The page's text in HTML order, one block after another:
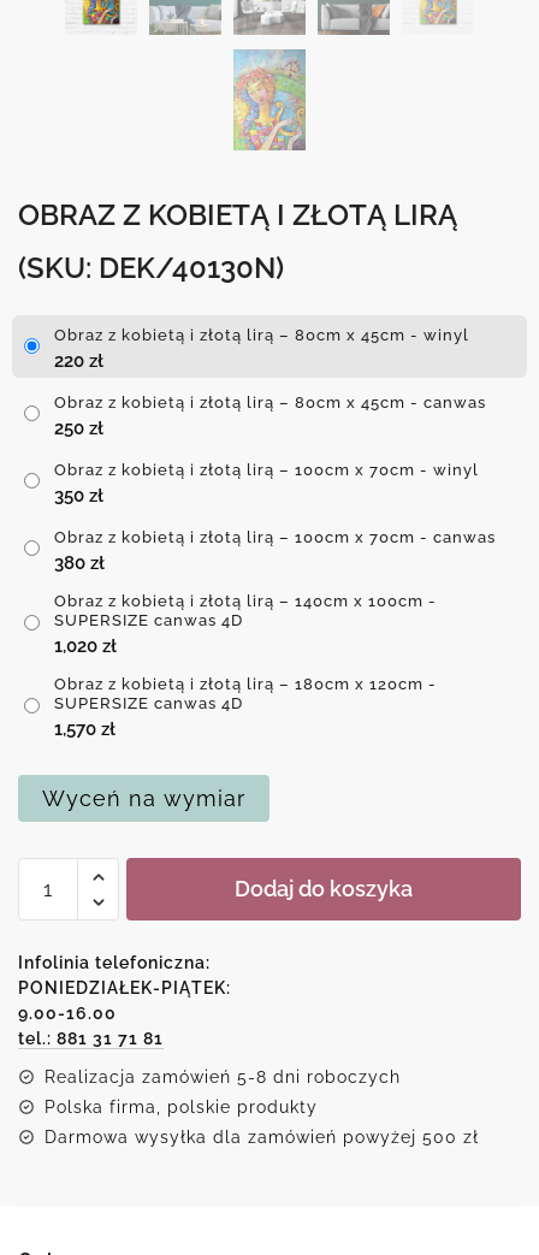
OBRAZ Z KOBIETĄ I ZŁOTĄ LIRĄ
(SKU: DEK/40130N)
Obraz z kobietą i złotą lirą – 80cm x 45cm - winyl
220 zł
Obraz z kobietą i złotą lirą – 80cm x 45cm - canwas
250 zł
Obraz z kobietą i złotą lirą – 100cm x 70cm - winyl
350 zł
Obraz z kobietą i złotą lirą – 100cm x 70cm - canwas
380 zł
Obraz z kobietą i złotą lirą – 140cm x 100cm -
SUPERSIZE canwas 4D
1,020 zł
Obraz z kobietą i złotą lirą – 180cm x 120cm -
SUPERSIZE canwas 4D
1,570 zł
Wyceń na wymiar
Obraz
kobietą
i
złotą
lirą
Dodaj do koszyka
Infolinia telefoniczna:
PONIEDZIAŁEK-PIĄTEK:
9.00-16.00
tel.: 881 31 71 81
Realizacja zamówień 5-8 dni roboczych
Polska firma, polskie produkty
Darmowa wysyłka dla zamówień powyżej 500 zł